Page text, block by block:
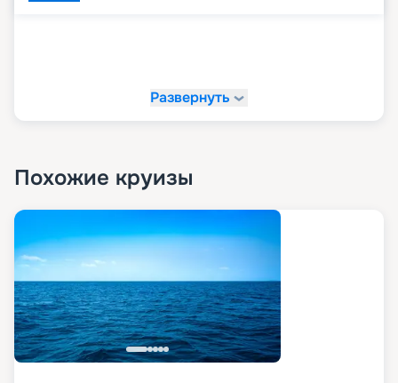
Развернуть
Похожие круизы